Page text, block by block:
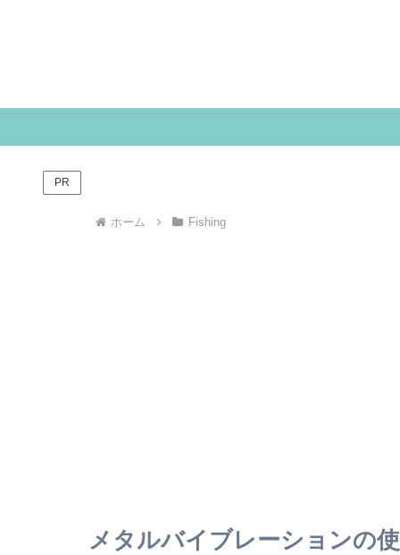
PR
ホーム Fishing
メタルバイブレーションの